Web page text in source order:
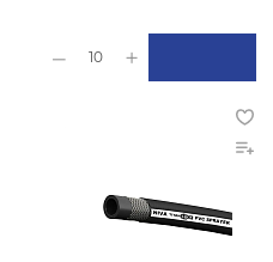
10